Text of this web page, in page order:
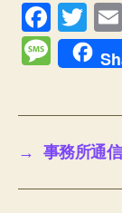
F
a
c
o
o
T
wi
tt
M
ss
a
g
e
→ 事務所通